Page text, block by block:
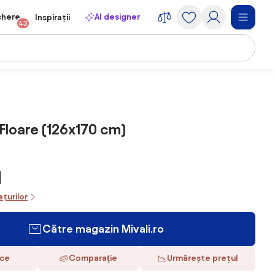
43
Inspirații AI designer
(126x170 cm)
Către magazin Mivali.ro
Comparaţie Urmărește prețul